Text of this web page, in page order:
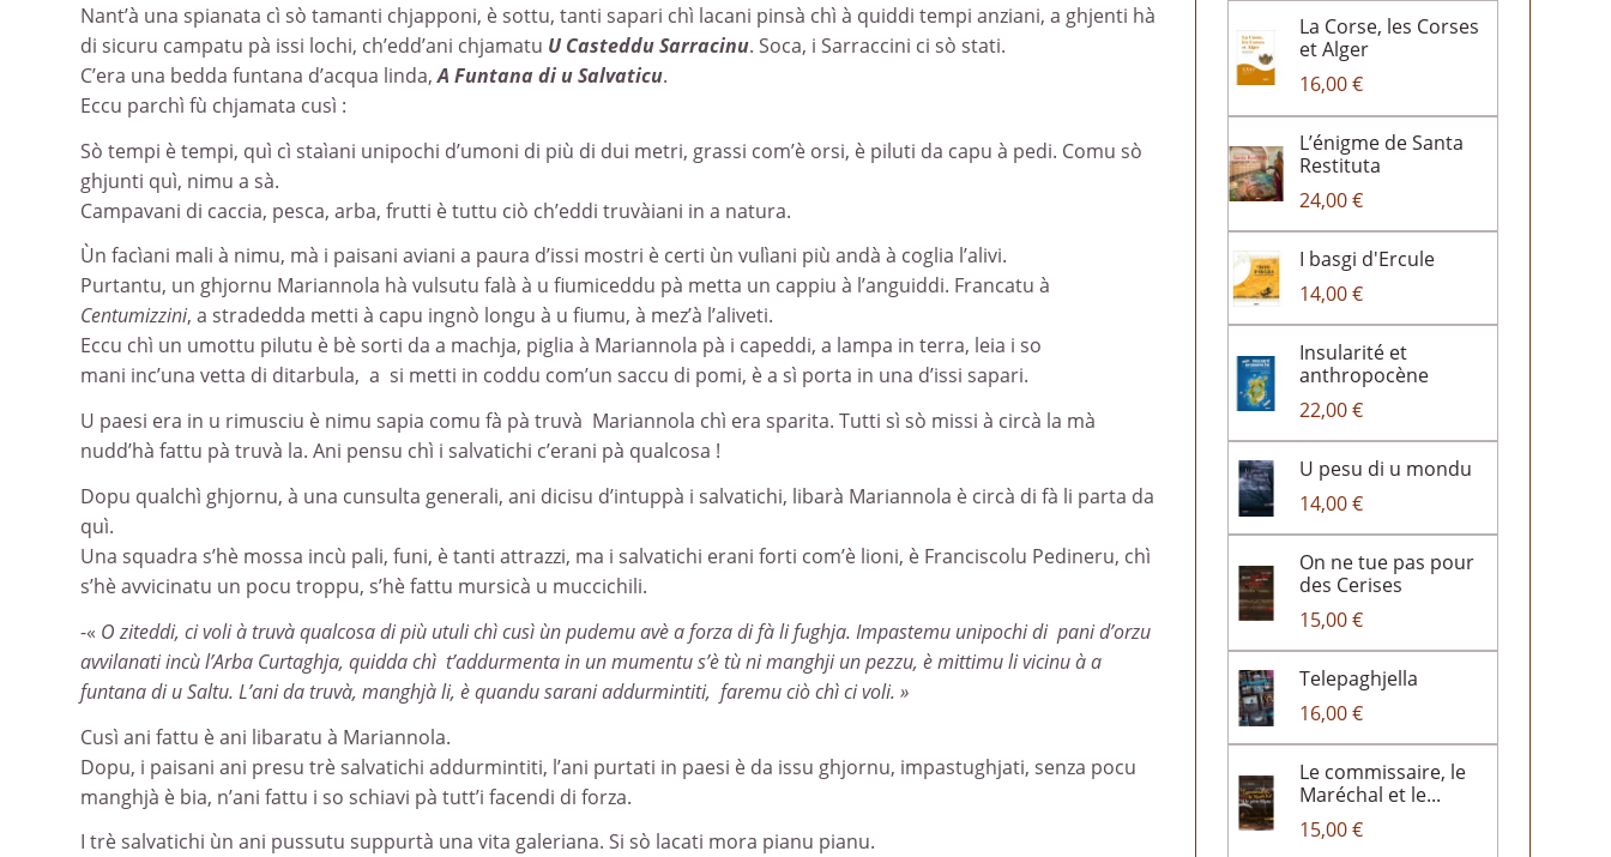
Nant’à una spianata cì sò tamanti chjapponi, è sottu, tanti sapari chì lacani pinsà chì à quiddi tempi anziani, a ghjenti hà
di sicuru campatu pà issi lochi, ch’edd’ani chjamatu U Casteddu Sarracinu. Soca, i Sarraccini ci sò stati.
C’era una bedda funtana d’acqua linda,A Funtana di u Salvaticu.
Eccu parchì fù chjamata cusì :
Sò tempi è tempi, quì cì staìani unipochi d’umoni di più di dui metri, grassi com’è orsi, è piluti da capu à pedi. Comu sò
ghjunti quì, nimu a sà.
Campavani di caccia, pesca, arba, frutti è tuttu ciò ch’eddi truvàiani in a natura.
Ùn facìani mali à nimu, mà i paisani aviani a paura d’issi mostri è certi ùn vulìani più andà à coglia l’alivi.
Purtantu, un ghjornu Mariannola hà vulsutu falà à u fiumiceddu pà metta un cappiu à l’anguiddi. Francatu à
Centumizzini, a stradedda metti à capu ingnò longu à u fiumu, à mez’à l’aliveti.
Eccu chì un umottu pilutu è bè sorti da a machja, piglia à Mariannola pà i capeddi, a lampa in terra, leia i so
mani inc’una vetta di ditarbula, a si metti in coddu com’un saccu di pomi, è a sì porta in una d’issi sapari.
U paesi era in u rimusciu è nimu sapia comu fà pà truvà Mariannola chì era sparita. Tutti sì sò missi à circà la mà
nudd’hà fattu pà truvà la. Ani pensu chì i salvatichi c’erani pà qualcosa !
Dopu qualchì ghjornu, à una cunsulta generali, ani dicisu d’intuppà i salvatichi, libarà Mariannola è circà di fà li parta da
quì.
Una squadra s’hè mossa incù pali, funi, è tanti attrazzi, ma i salvatichi erani forti com’è lioni, è Franciscolu Pedineru, chì
s’hè avvicinatu un pocu troppu, s’hè fattu mursicà u muccichili.
-« O ziteddi, ci voli à truvà qualcosa di più utuli chì cusì ùn pudemu avè a forza di fà li fughja. Impastemu unipochi di pani d’orzu
avvilanati incù l’Arba Curtaghja, quidda chì t’addurmenta in un mumentu s’è tù ni manghji un pezzu, è mittimu li vicinu à a
funtana di u Saltu. L’ani da truvà, manghjà li, è quandu sarani addurmintiti, faremu ciò chì ci voli. »
Cusì ani fattu è ani libaratu à Mariannola.
Dopu, i paisani ani presu trè salvatichi addurmintiti, l’ani purtati in paesi è da issu ghjornu, impastughjati, senza pocu
manghjà è bia, n’ani fattu i so schiavi pà tutt’i facendi di forza.
I trè salvatichi ùn ani pussutu suppurtà una vita galeriana. Si sò lacati mora pianu pianu.
La Corse, les Corses
et Alger
16,00 €
L’énigme de Santa
Restituta
24,00 €
I basgi d'Ercule
14,00 €
Insularité et
anthropocène
22,00 €
U pesu di u mondu
14,00 €
On ne tue pas pour
des Cerises
15,00 €
Telepaghjella
16,00 €
Le commissaire, le
Maréchal et le...
15,00 €